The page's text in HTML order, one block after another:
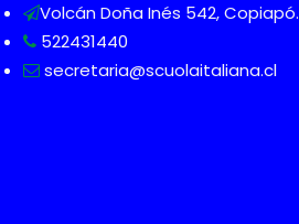
Volcán Doña Inés 542, Copiapó.
522431440
secretaria@scuolaitaliana.cl